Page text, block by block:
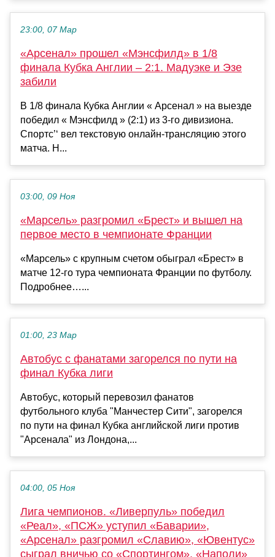
23:00, 07 Мар
«Арсенал» прошел «Мэнсфилд» в 1/8
финала Кубка Англии – 2:1. Мадуэке и Эзе
забили
В 1/8 финала Кубка Англии « Арсенал » на выезде
победил « Мэнсфилд » (2:1) из 3-го дивизиона.
Спортс’‘ вел текстовую онлайн-трансляцию этого
матча. Н...
03:00, 09 Ноя
«Марсель» разгромил «Брест» и вышел на
первое место в чемпионате Франции
«Марсель» с крупным счетом обыграл «Брест» в
матче 12‑го тура чемпионата Франции по футболу.
Подробнее…...
01:00, 23 Мар
Автобус с фанатами загорелся по пути на
финал Кубка лиги
Автобус, который перевозил фанатов
футбольного клуба "Манчестер Сити", загорелся
по пути на финал Кубка английской лиги против
"Арсенала" из Лондона,...
04:00, 05 Ноя
Лига чемпионов. «Ливерпуль» победил
«Реал», «ПСЖ» уступил «Баварии»,
«Арсенал» разгромил «Славию», «Ювентус»
сыграл вничью со «Спортингом», «Наполи»